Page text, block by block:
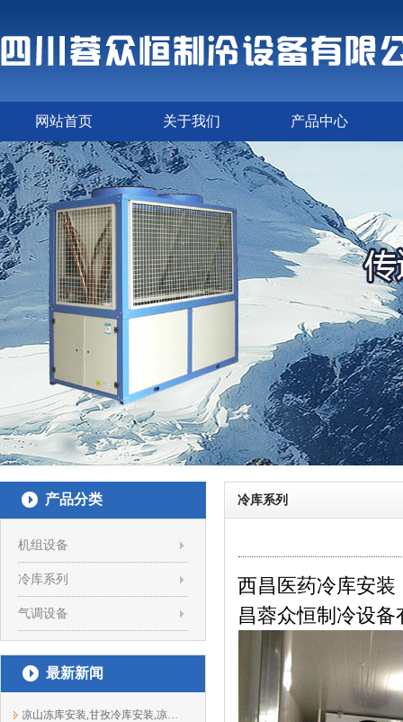
网站首页 关于我们 产品中心
产品分类
机组设备
冷库系列
气调设备
最新新闻
凉山冻库安装,甘孜冷库安装,凉山保鲜库...
冷库系列
西昌医药冷库安装
昌蓉众恒制冷设备